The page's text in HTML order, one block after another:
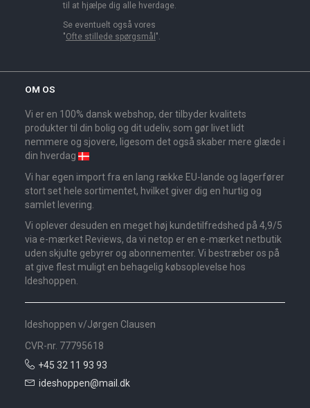
til at hjælpe dig alle hverdage.
Se eventuelt også vores
"Ofte stillede spørgsmål ".
OM OS
Vi er en 100% dansk webshop, der tilbyder kvalitets
produkter til din bolig og dit udeliv, som gør livet lidt
nemmere og sjovere, ligesom det også skaber mere glæde i
din hverdag
Vi har egen import fra en lang række EU-lande og lagerfører
stort set hele sortimentet, hvilket giver dig en hurtig og
samlet levering.
Vi oplever desuden en meget høj kundetilfredshed på 4,9/5
via e-mærket Reviews, da vi netop er en e-mærket netbutik
uden skjulte gebyrer og abonnementer. Vi bestræber os på
at give flest muligt en behagelig købsoplevelse hos
Ideshoppen.
Ideshoppen v/Jørgen Clausen
CVR-nr. 77795618
+45 32 11 93 93
ideshoppen@mail.dk